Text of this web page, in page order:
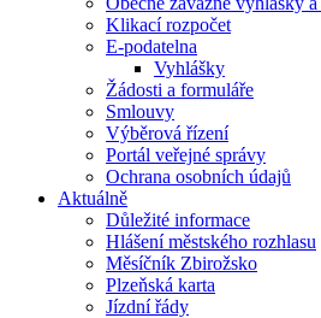
Klikací rozpočet
E-podatelna
Vyhlášky
Žádosti a formuláře
Smlouvy
Výběrová řízení
Portál veřejné správy
Ochrana osobních údajů
Aktuálně
Důležité informace
Hlášení městského rozhlasu
Měsíčník Zbirožsko
Plzeňská karta
Jízdní řády